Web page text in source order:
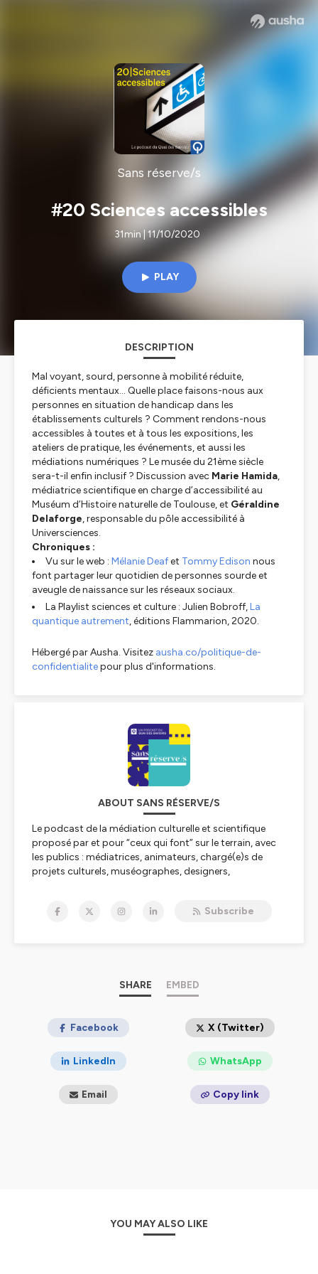
Sans réserve/s
#20 Sciences accessibles
31min | 11/10/2020
PLAY
DESCRIPTION
Mal voyant, sourd, personne à mobilité réduite,
déficients mentaux... Quelle place faisons-nous aux
personnes en situation de handicap dans les
établissements culturels ? Comment rendons-nous
accessibles à toutes et à tous les expositions, les
ateliers de pratique, les événements, et aussi les
médiations numériques ? Le musée du 21ème siècle
sera-t-il enfin inclusif ? Discussion avec Marie Hamida,
médiatrice scientifique en charge d’accessibilité au
Muséum d’Histoire naturelle de Toulouse, et Géraldine
Delaforge, responsable du pôle accessibilité à
Universciences.
Chroniques :
Vu sur le web : Mélanie Deafet Tommy Edison nous
font partager leur quotidien de personnes sourde et
aveugle de naissance sur les réseaux sociaux.
La Playlist sciences et culture : Julien Bobroff,La
quantique autrement, éditions Flammarion, 2020.
Hébergé par Ausha. Visitez ausha.co/politique-de-
confidentialitepour plus d'informations.
ABOUT SANS RÉSERVE/S
Le podcast de la médiation culturelle et scientifique
proposé par et pour “ceux qui font” sur le terrain, avec
les publics : médiatrices, animateurs, chargé(e)s de
projets culturels, muséographes, designers,
Une production du Quai des Savoirs.
Hébergé par Ausha. Visitez
ausha.co/politique-de-
Subscribe
SHARE EMBED
Facebook X (Twitter)
LinkedIn WhatsApp
Email Copy link
YOU MAY ALSO LIKE